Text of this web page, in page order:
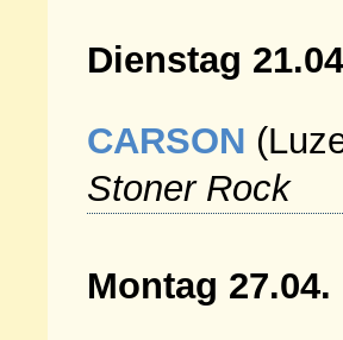
Dienstag
CARSON
Stoner Rock
Montag 27.04.